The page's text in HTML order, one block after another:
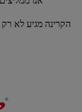
הקרינה מגיע לא